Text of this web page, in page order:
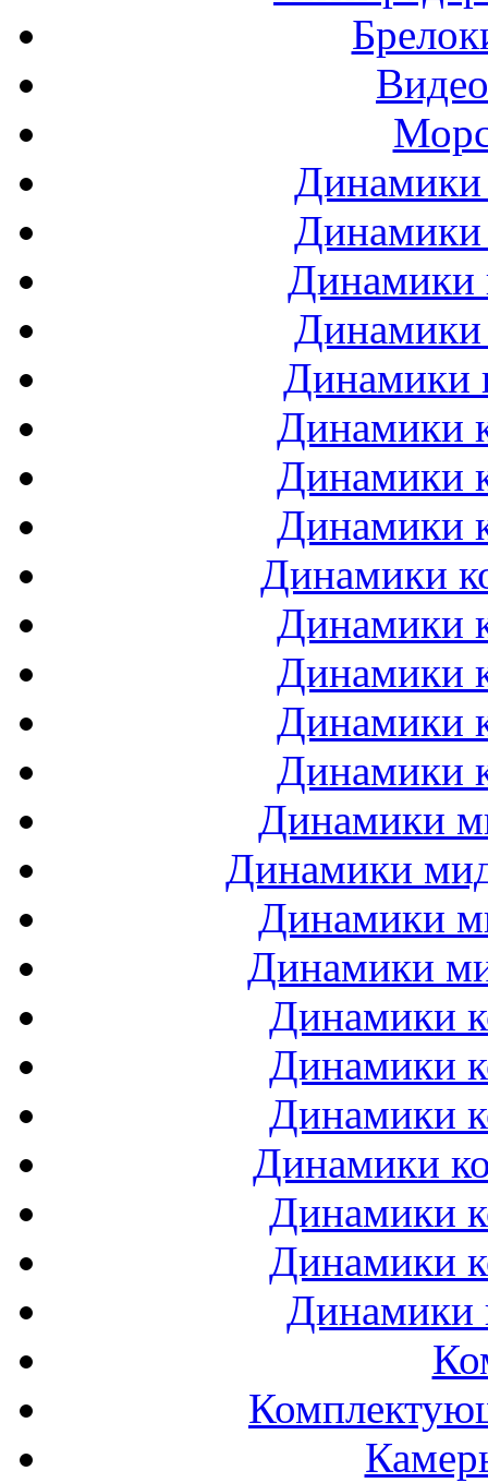
Динамики
Динамики
Динамики
Динамики
Динамики
Динамики
Динамики
Динамики
Динамики
Динамики
Динамики
Динамики
Динамики
Динамики
Динамики
Динамики
Динамики
Динамики
Динамики
Динамики
Динамики
Динамики
Динамики
Динамики